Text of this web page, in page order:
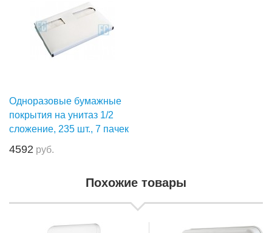
Одноразовые бумажные
покрытия на унитаз 1/2
сложение, 235 шт., 7 пачек
4592 руб.
Похожие товары